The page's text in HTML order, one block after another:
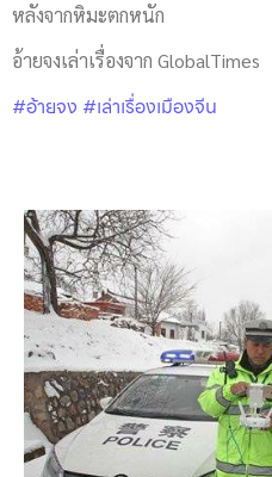
หลังจากหิมะตกหนัก
อ้ายจงเล่าเรื่องจาก GlobalTimes
#อ้ายจง #เล่าเรื่องเมืองจีน